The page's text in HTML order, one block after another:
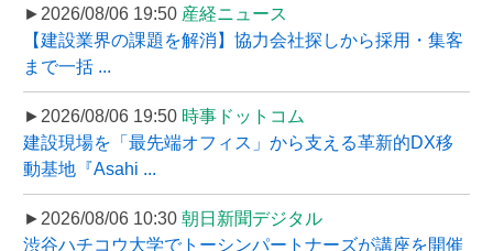
►2026/08/06 19:50 産経ニュース
【建設業界の課題を解消】協力会社探しから採用・集客
まで一括 ...
►2026/08/06 19:50 時事ドットコム
建設現場を「最先端オフィス」から支える革新的DX移
動基地『Asahi ...
►2026/08/06 10:30 朝日新聞デジタル
渋谷ハチコウ大学でトーシンパートナーズが講座を開催